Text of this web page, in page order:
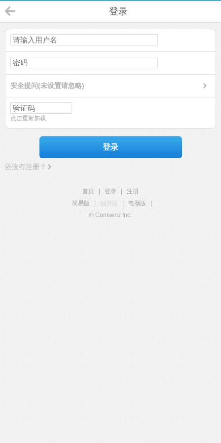
登录
安全提问(未设置请忽略)
点击重新加载
登录
还没有注册？
首页 登录
注册
简易版
触屏版 电脑版
© Comsenz Inc.